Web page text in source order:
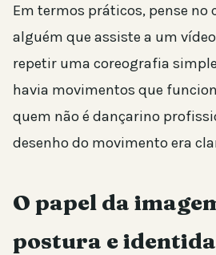
Em termos práticos, pense
alguém que assiste a um
repetir uma coreografia
havia movimentos que
quem não é dançarino
desenho do movimento era
O papel da
postura e